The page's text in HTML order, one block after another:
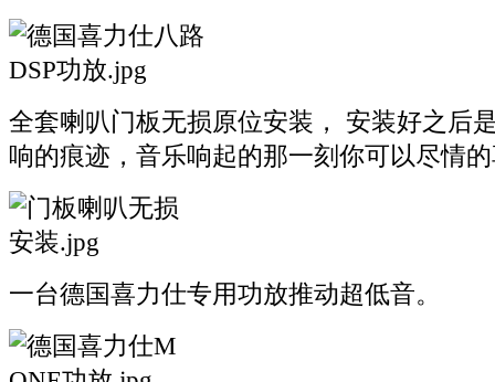
全套喇叭门板无损原位安装， 安装好之后
响的痕迹，音乐响起的那一刻你可以尽情
一台德国喜力仕专用功放推动超低音。